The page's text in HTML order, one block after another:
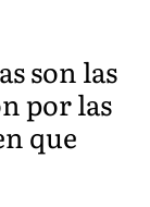
son las
por las
que